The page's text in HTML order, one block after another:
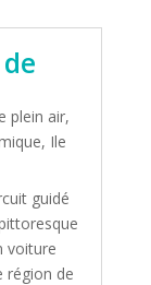
plein air,
, Ile
guidé
voiture
région de